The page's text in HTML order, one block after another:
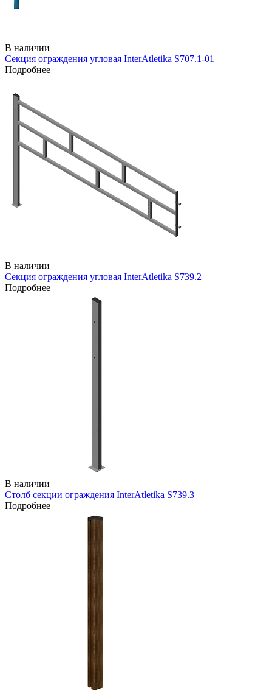
В наличии
Секция ограждения угловая InterAtletika S707.1-01
Подробнее
В наличии
Секция ограждения угловая InterAtletika S739.2
Подробнее
В наличии
Столб секции ограждения InterAtletika S739.3
Подробнее